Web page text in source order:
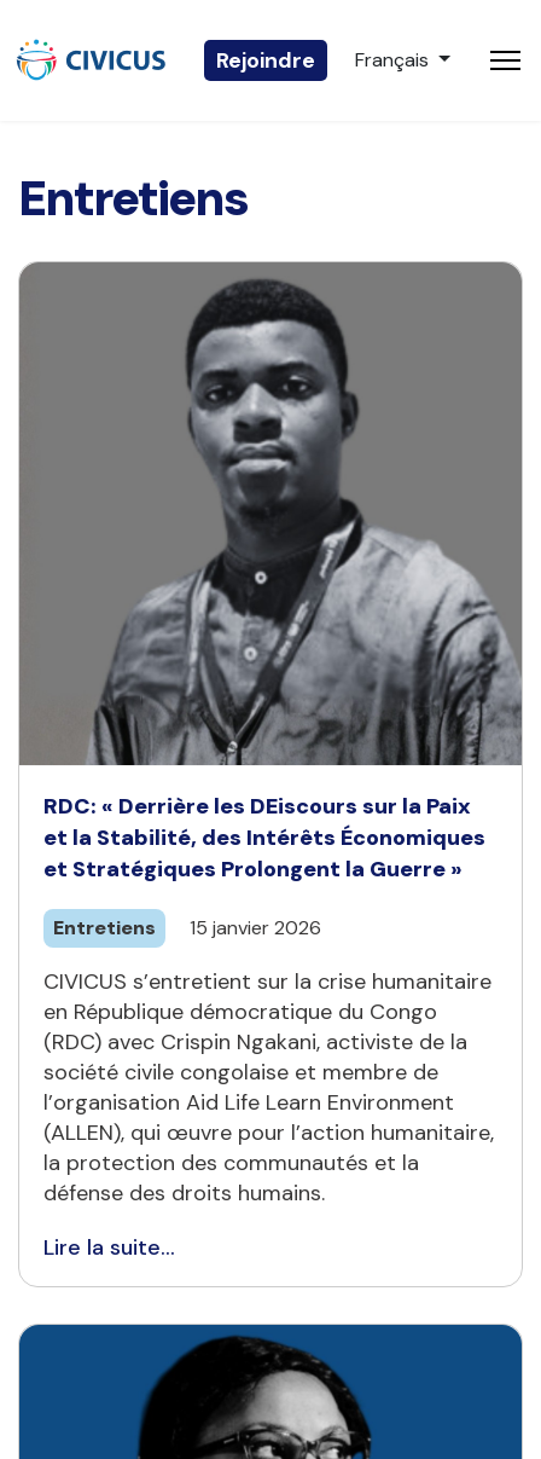
Rejoindre Sélectionnez votre
Français
Entretiens
RDC: « Derrière les DEiscours sur la Paix
et la Stabilité, des Intérêts Économiques
et Stratégiques Prolongent la Guerre »
Entretiens 15 janvier 2026
CIVICUS s’entretient sur la crise humanitaire
en République démocratique du Congo
(RDC) avec Crispin Ngakani, activiste de la
société civile congolaise et membre de
l’organisation Aid Life Learn Environment
(ALLEN), qui œuvre pour l’action humanitaire,
la protection des communautés et la
défense des droits humains.
Lire la suite...